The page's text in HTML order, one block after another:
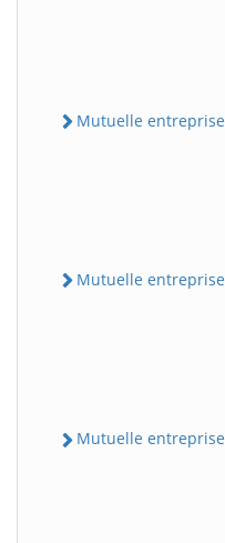
Mutuelle entreprise
Mutuelle entreprise
Mutuelle entreprise